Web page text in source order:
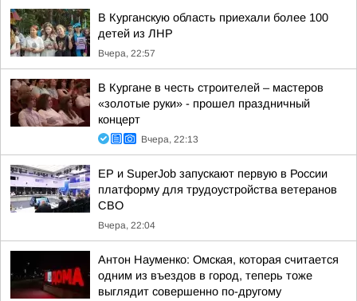
В Курганскую область приехали более 100
детей из ЛНР
Вчера, 22:57
В Кургане в честь строителей – мастеров
«золотые руки» - прошел праздничный
концерт
Вчера, 22:13
ЕР и SuperJob запускают первую в России
платформу для трудоустройства ветеранов
СВО
Вчера, 22:04
Антон Науменко: Омская, которая считается
одним из въездов в город, теперь тоже
выглядит совершенно по-другому